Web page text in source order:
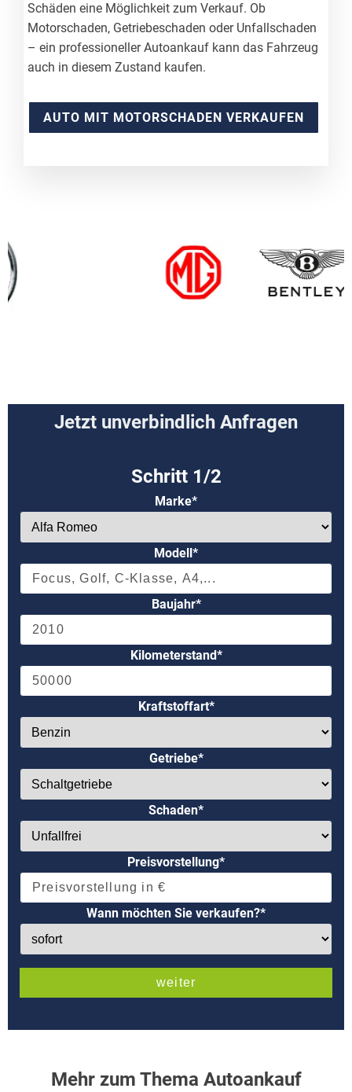
Schäden eine Möglichkeit zum Verkauf. Ob
Motorschaden, Getriebeschaden oder Unfallschaden
– ein professioneller Autoankauf kann das Fahrzeug
auch in diesem Zustand kaufen.
AUTO MIT MOTORSCHADEN VERKAUFEN
Jetzt unverbindlich Anfragen
Marke*
Modell*
Baujahr*
Kilometerstand*
Kraftstoffart*
Getriebe*
Schaden*
Preisvorstellung*
Wann möchten Sie verkaufen?*
Mehr zum Thema Autoankauf